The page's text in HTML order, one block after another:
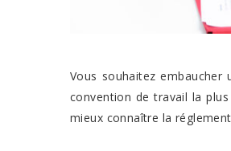
Vous souhaitez embaucher
convention de travail la
mieux connaître la